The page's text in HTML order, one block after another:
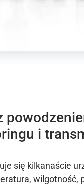
i
się kilkanaście